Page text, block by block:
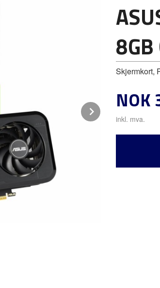
Next
Skjermkort,
Pris
NOK
inkl. mva.